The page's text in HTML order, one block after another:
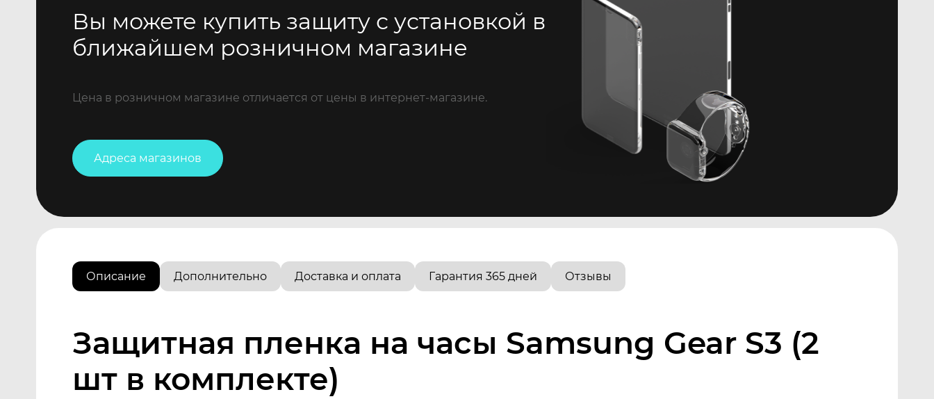
Вы можете купить защиту с установкой в
ближайшем розничном магазине
Цена в розничном магазине отличается от цены в интернет-магазине.
Адреса магазинов
Описание Дополнительно Доставка и оплата Гарантия 365 дней Отзывы
Защитная пленка на часы Samsung Gear S3 (2
шт в комплекте)